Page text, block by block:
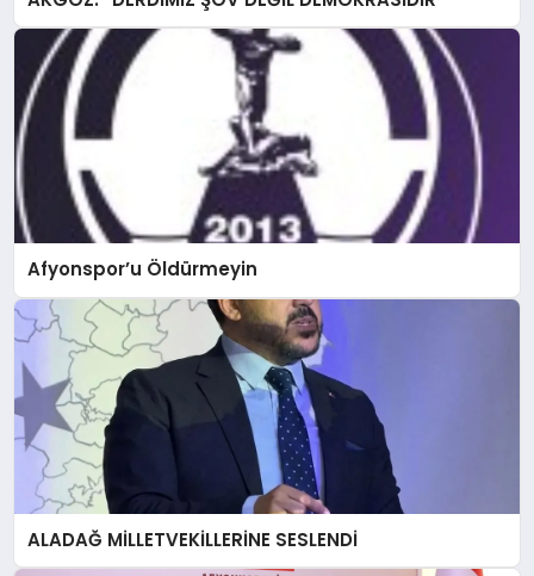
Afyonspor’u Öldürmeyin
ALADAĞ MİLLETVEKİLLERİNE SESLENDİ